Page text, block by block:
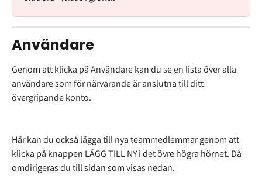
Användare
Genom att klicka på Användare kan du se en lista över alla
användare som för närvarande är anslutna till ditt
övergripande konto.
Här kan du också lägga till nya teammedlemmar genom att
klicka på knappen LÄGG TILL NY i det övre högra hörnet. Då
omdirigeras du till sidan som visas nedan.